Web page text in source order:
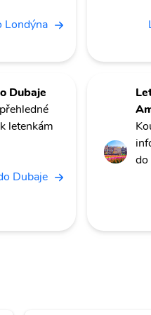
Londýna
Dubaje
letenkám
Dubaje
do